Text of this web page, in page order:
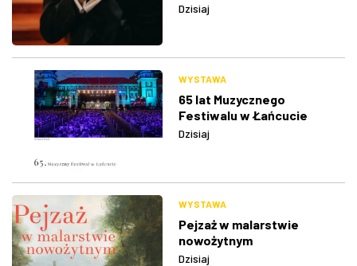
Dzisiaj
WYSTAWA
65 lat Muzycznego
Festiwalu w Łańcucie
Dzisiaj
WYSTAWA
Pejzaż w malarstwie
nowożytnym
Dzisiaj